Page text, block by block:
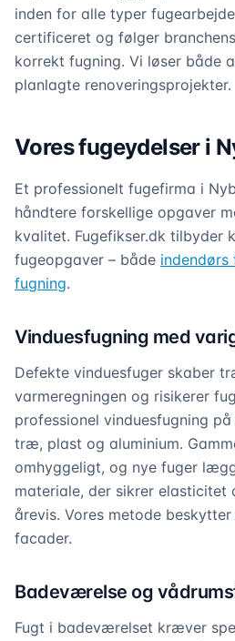
inden for alle typer
certificeret og følger
korrekt fugning. Vi løser både
planlagte renoveringsprojekter.
Vores fugeydelser i
Et professionelt fugefirma i
håndtere forskellige opgaver
kvalitet. Fugefikser.dk tilbyder
fugeopgaver – både indendørs
fugning.
Vinduesfugning med
Defekte vinduesfuger skaber
varmeregningen og risikerer
professionel vinduesfugning
træ, plast og aluminium.
omhyggeligt, og nye fuger
materiale, der sikrer
årevis. Vores metode
facader.
Badeværelse og
Fugt i badeværelset kræver